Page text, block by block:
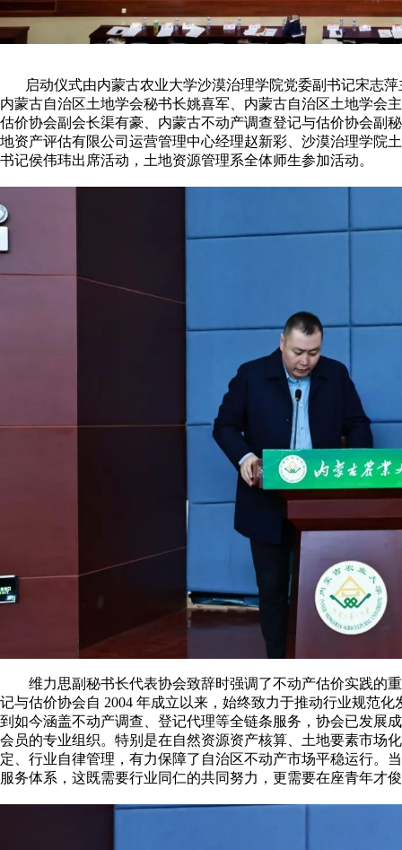
启动仪式由内蒙古农业大学沙漠治理学院党委副书记宋志萍
内蒙古自治区土地学会秘书长姚喜军、内蒙古自治区土地学会
估价协会副会长渠有豪、内蒙古不动产调查登记与估价协会副
地资产评估有限公司运营管理中心经理赵新彩、沙漠治理学院
书记侯伟玮出席活动，土地资源管理系全体师生参加活动。
维力思副秘书长代表协会致辞时强调了不动产估价实践的
记与估价协会自 2004 年成立以来，始终致力于推动行业规范
到如今涵盖不动产调查、登记代理等全链条服务，协会已发展
会员的专业组织。特别是在自然资源资产核算、土地要素市场
定、行业自律管理，有力保障了自治区不动产市场平稳运行。
服务体系，这既需要行业同仁的共同努力，更需要在座青年才